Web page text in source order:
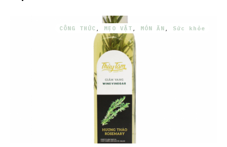
CÔNG THỨC MẸO VẶT MÓN ĂN Sức khỏe